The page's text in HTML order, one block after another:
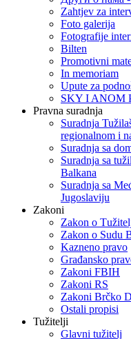
Zahtjev za
Foto galerija
Fotografije
Bilten
Promotivni
In memoriam
Upute za
SKY I ANOM
Pravna suradnja
Suradnja
regionalnom i
Suradnja sa
Suradnja sa
Balkana
Suradnja sa
Jugoslaviju
Zakoni
Zakon o
Zakon o Sudu
Kazneno pravo
Građansko
Zakoni FBIH
Zakoni RS
Zakoni Brčko
Ostali propisi
Tužitelji
Glavni tužitelj